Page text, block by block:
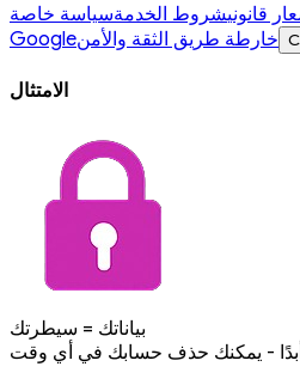
قانونيشروط الخدمةسياسة خاصة
Googleخارطة طريق الثقة والأمن
الامتثال
بياناتك = سيطرتك